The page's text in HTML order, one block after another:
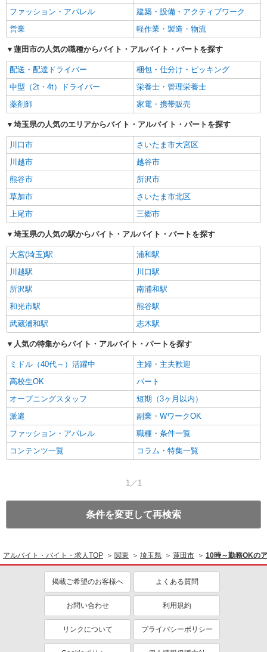
ファッション・アパレル
建築・設備・アクティブワーク
営業
軽作業・製造・物流
蓮田市の人気の職種からバイト・アルバイト・パートを探す
配送・配達ドライバー
梱包・仕分け・ピッキング
中型（2t・4t）ドライバー
栄養士・管理栄養士
薬剤師
家電・携帯販売
埼玉県の人気のエリアからバイト・アルバイト・パートを探す
川口市
さいたま市大宮区
川越市
越谷市
熊谷市
所沢市
草加市
さいたま市北区
上尾市
三郷市
埼玉県の人気の駅からバイト・アルバイト・パートを探す
大宮(埼玉)駅
浦和駅
川越駅
川口駅
所沢駅
南浦和駅
和光市駅
熊谷駅
武蔵浦和駅
志木駅
人気の特集からバイト・アルバイト・パートを探す
ミドル（40代～）活躍中
主婦・主夫歓迎
高校生OK
パート
オープニングスタッフ
短期（3ヶ月以内）
派遣
副業・WワークOK
ファッション・アパレル
職種・条件一覧
コンテンツ一覧
コラム・特集一覧
1／1
条件を変更して再検索
アルバイト・バイト・求人TOP 関東 埼玉県 蓮田市 10時～勤務OKの
掲載ご希望のお客様へ よくある質問
お問い合わせ 利用規約
リンクについて プライバシーポリシー